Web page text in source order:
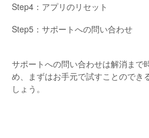
Step4：アプリのリセット
Step5：サポートへの問い合わせ
サポートへの問い合わせは解消まで
め、まずはお手元で試すことのでき
しょう。